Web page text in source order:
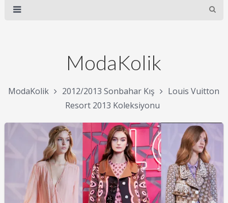
ModaKolik
ModaKolik 2012/2013 Sonbahar Kış
Louis Vuitton
Resort 2013 Koleksiyonu